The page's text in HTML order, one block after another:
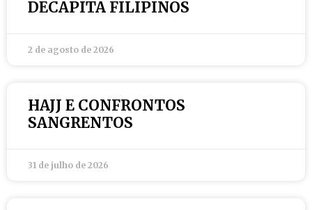
DECAPITA FILIPINOS
2 de agosto de 2026
HAJJ E CONFRONTOS
SANGRENTOS
31 de julho de 2026